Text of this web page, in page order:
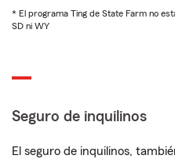
* El programa Ting de State Farm no
SD ni WY
Seguro de inquilinos
El seguro de inquilinos,